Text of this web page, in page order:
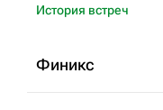
История встреч
Финикс